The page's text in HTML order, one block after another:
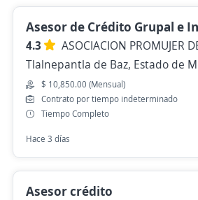
Asesor de Crédito Grupal e
4.3
ASOCIACION PROMUJER
Tlalnepantla de Baz, Estado de
$ 10,850.00 (Mensual)
Contrato por tiempo indeterminado
Tiempo Completo
Hace 3 días
Asesor crédito